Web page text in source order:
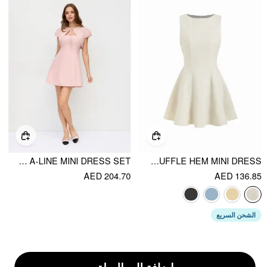
BOAT NECK SOLID RUFFLE HEM MINI DRESS
AED 136.85
الشحن السريع
PUFF SLEEVE BOWKNOT SHRUG & MID RISE A-LINE MINI DRESS SET
AED 204.70